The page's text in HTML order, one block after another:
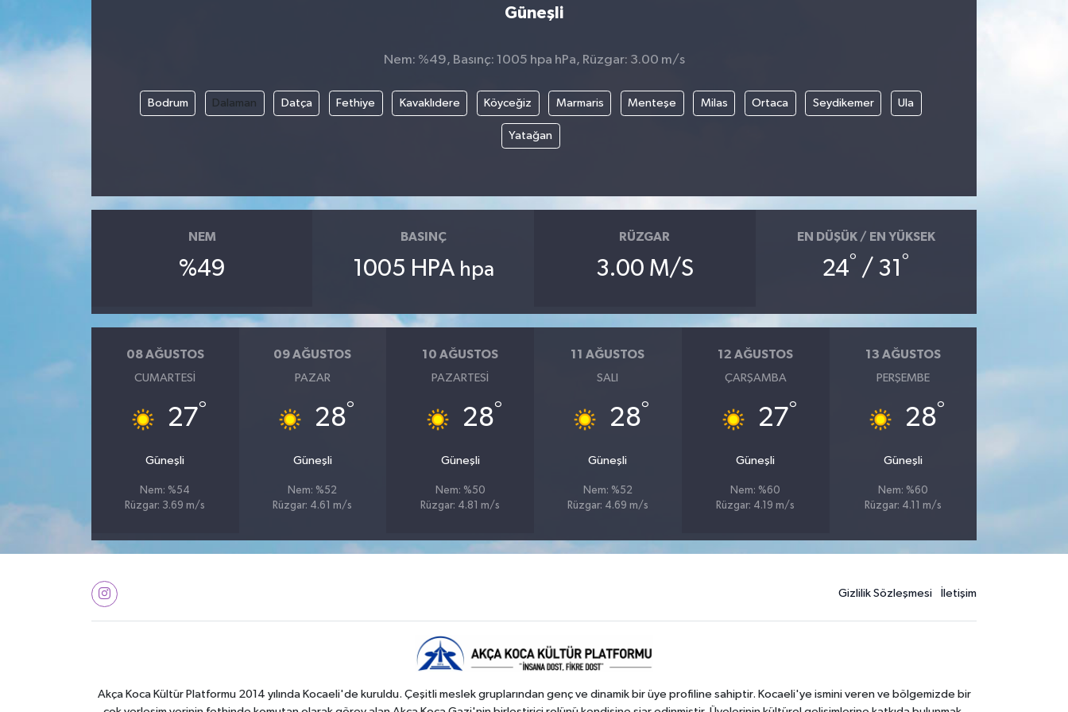
Güneşli
Nem: %49, Basınç: 1005 hpa hPa, Rüzgar: 3.00 m/s
Bodrum Dalaman Datça Fethiye Kavaklıdere Köyceğiz Marmaris Menteşe Milas Ortaca Seydikemer Ula
Yatağan
NEM
%49
BASINÇ
1005 HPA hpa
RÜZGAR
3.00 M/S
EN DÜŞÜK / EN YÜKSEK
24° / 31 °
08 AĞUSTOS
CUMARTESI
27°
Güneşli
Nem: %54
Rüzgar: 3.69 m/s
09 AĞUSTOS
PAZAR
28°
Güneşli
Nem: %52
Rüzgar: 4.61 m/s
10 AĞUSTOS
PAZARTESI
28°
Güneşli
Nem: %50
Rüzgar: 4.81 m/s
11 AĞUSTOS
SALI
28°
Güneşli
Nem: %52
Rüzgar: 4.69 m/s
12 AĞUSTOS
ÇARŞAMBA
27°
Güneşli
Nem: %60
Rüzgar: 4.19 m/s
13 AĞUSTOS
PERŞEMBE
28°
Güneşli
Nem: %60
Rüzgar: 4.11 m/s
Gizlilik Sözleşmesi İletişim
Akça Koca Kültür Platformu 2014 yılında Kocaeli'de kuruldu. Çeşitli meslek gruplarından genç ve dinamik bir üye profiline sahiptir. Kocaeli'ye ismini veren ve bölgemizde bir
Yönetim Kurulu